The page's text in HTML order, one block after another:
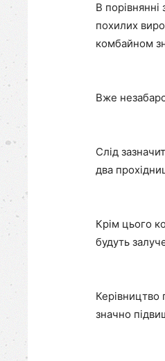
В
похилих
комбайном
Вже
Слід
два
Крім цього
будуть
Керівництво
значно